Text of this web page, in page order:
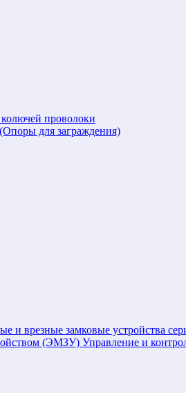
проволоки
для заграждения)
и врезные замковые устройства
Управление и